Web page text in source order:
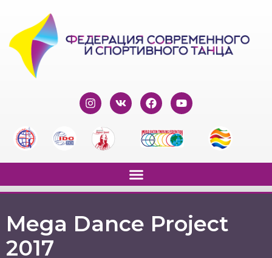
Mega Dance Project
2017